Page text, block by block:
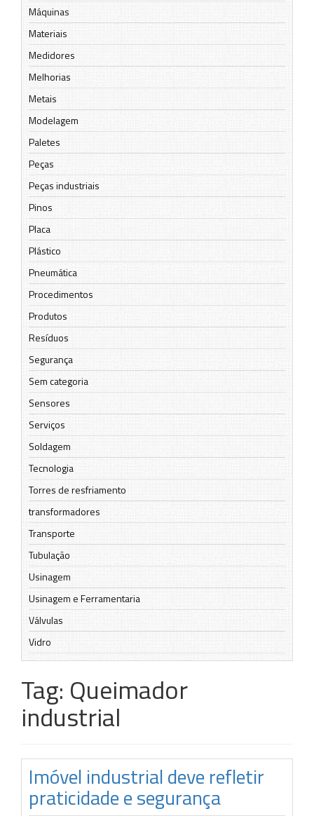
Máquinas
Materiais
Medidores
Melhorias
Metais
Modelagem
Paletes
Peças
Peças industriais
Pinos
Placa
Plástico
Pneumática
Procedimentos
Produtos
Resíduos
Segurança
Sem categoria
Sensores
Serviços
Soldagem
Tecnologia
Torres de resfriamento
transformadores
Transporte
Tubulação
Usinagem
Usinagem e Ferramentaria
Válvulas
Vidro
Tag: Queimador
industrial
Imóvel industrial deve refletir
praticidade e segurança